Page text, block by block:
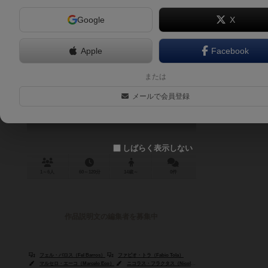
ゾンビサイド リオZジャネイロ
フェル・バロス（Fel Barros）
ファビオ・トラ（Fabio Tola）
マルセロ・エーコ（Marcelo Eco）
ニコラス・フラクタス（Nicolas Fructus）
Google X
Apple Facebook
または
メールで会員登録
しばらく表示しない